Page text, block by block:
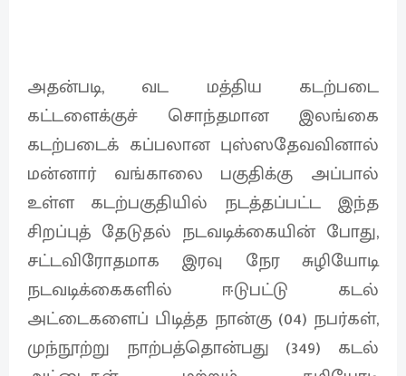
அதன்படி, வட மத்திய கடற்படை
கட்டளைக்குச் சொந்தமான இலங்கை
கடற்படைக் கப்பலான புஸ்ஸதேவவினால்
மன்னார் வங்காலை பகுதிக்கு அப்பால்
உள்ள கடற்பகுதியில் நடத்தப்பட்ட இந்த
சிறப்புத் தேடுதல் நடவடிக்கையின் போது,
சட்டவிரோதமாக இரவு நேர சுழியோடி
நடவடிக்கைகளில் ஈடுபட்டு கடல்
அட்டைகளைப் பிடித்த நான்கு (04) நபர்கள்,
முந்நூற்று நாற்பத்தொன்பது (349) கடல்